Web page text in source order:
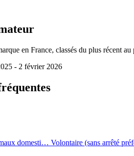
en France, classés du plus récent
- 2 février 2026
domesti… Volontaire (sans arrêté